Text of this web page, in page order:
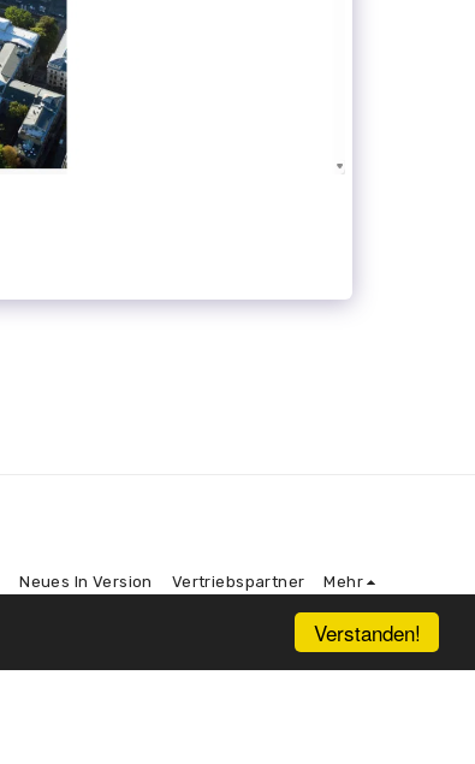
Verstanden!
Neues In Version Vertriebspartner Mehr